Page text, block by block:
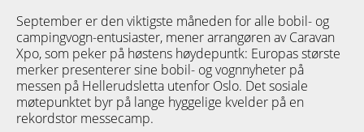
September er den viktigste måneden for alle bobil- og
campingvogn-entusiaster, mener arrangøren av Caravan
Xpo, som peker på høstens høydepuntk: Europas største
merker presenterer sine bobil- og vognnyheter på
messen på Hellerudsletta utenfor Oslo. Det sosiale
møtepunktet byr på lange hyggelige kvelder på en
rekordstor messecamp.